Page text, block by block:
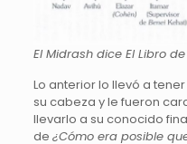
El Midrash dice El Libro
Lo anterior lo llevó a
su cabeza y le fueron
llevarlo a su conocido
de ¿Cómo era posible